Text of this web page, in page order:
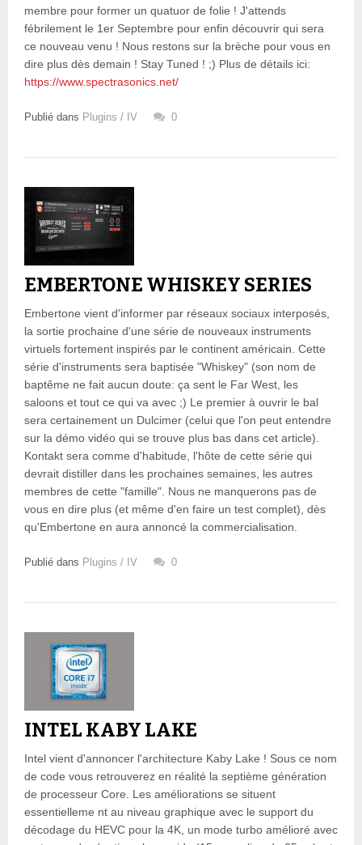
membre pour former un quatuor de folie ! J'attends
fébrilement le 1er Septembre pour enfin découvrir qui sera
ce nouveau venu ! Nous restons sur la brèche pour vous en
dire plus dès demain ! Stay Tuned ! ;) Plus de détails ici:
https://www.spectrasonics.net/
Publié dans Plugins / IV 0
EMBERTONE WHISKEY SERIES
Embertone vient d'informer par réseaux sociaux interposés,
la sortie prochaine d'une série de nouveaux instruments
virtuels fortement inspirés par le continent américain. Cette
série d'instruments sera baptisée "Whiskey" (son nom de
baptême ne fait aucun doute: ça sent le Far West, les
saloons et tout ce qui va avec ;) Le premier à ouvrir le bal
sera certainement un Dulcimer (celui que l'on peut entendre
sur la démo vidéo qui se trouve plus bas dans cet article).
Kontakt sera comme d'habitude, l'hôte de cette série qui
devrait distiller dans les prochaines semaines, les autres
membres de cette "famille". Nous ne manquerons pas de
vous en dire plus (et même d'en faire un test complet), dès
qu'Embertone en aura annoncé la commercialisation.
Publié dans Plugins / IV 0
INTEL KABY LAKE
Intel vient d'annoncer l'architecture Kaby Lake ! Sous ce nom
de code vous retrouverez en réalité la septième génération
de processeur Core. Les améliorations se situent
essentielleme nt au niveau graphique avec le support du
décodage du HEVC pour la 4K, un mode turbo amélioré avec